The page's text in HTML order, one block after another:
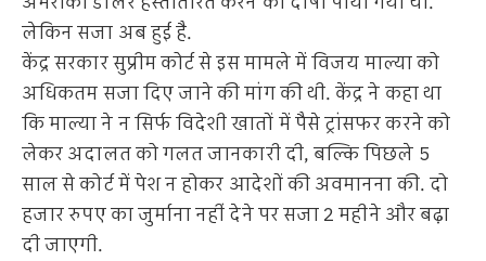
लेकिन सजा अब हुई है.
केंद्र सरकार सुप्रीम कोर्ट से इस मामले में विजय माल्या को
अधिकतम सजा दिए जाने की मांग की थी. केंद्र ने कहा था
कि माल्या ने न सिर्फ विदेशी खातों में पैसे ट्रांसफर करने को
लेकर अदालत को गलत जानकारी दी, बल्कि पिछले 5
साल से कोर्ट में पेश न होकर आदेशों की अवमानना की. दो
हजार रुपए का जुर्माना नहीं देने पर सजा 2 महीने और बढ़ा
दी जाएगी.